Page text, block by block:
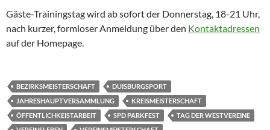
Gäste-Trainingstag wird ab sofort der Donnerstag, 18-21 Uhr,
nach kurzer, formloser Anmeldung über den Kontaktadressen
auf der Homepage.
BEZIRKSMEISTERSCHAFT
DUISBURGSPORT
JAHRESHAUPTVERSAMMLUNG
KREISMEISTERSCHAFT
ÖFFENTLICHKEISTARBEIT
SPD PARKFEST
TAG DER WESTVEREINE